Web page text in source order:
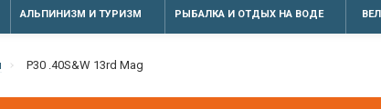
АЛЬПИНИЗМ И ТУРИЗМ РЫБАЛКА И ОТДЫХ НА ВОДЕ
P30 .40S&W 13rd Mag